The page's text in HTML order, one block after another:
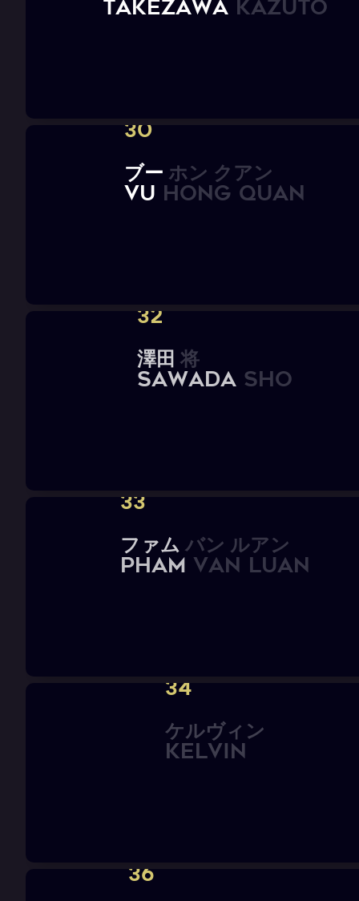
TAK EZAWA Kazuto
30
ブー ホン クアン
VU HONG QUAN
32
澤田 将
SAWADA Sho
33
フ ァム バン ルアン
PHAM VAN LUAN
34
ケルヴィ ン
KELVIN
36